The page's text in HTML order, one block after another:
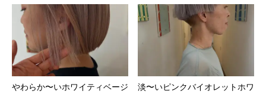
やわらか〜いホワイティベージ
淡〜いピンクバイオレットホワ